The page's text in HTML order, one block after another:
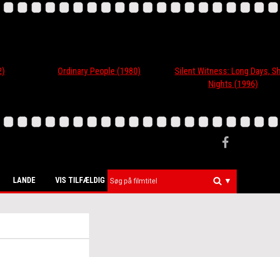
Ordinary People (1980)
Silent Witness: Long Days, Short
Nights (1996)
LANDE VIS TILFÆLDIG ▼